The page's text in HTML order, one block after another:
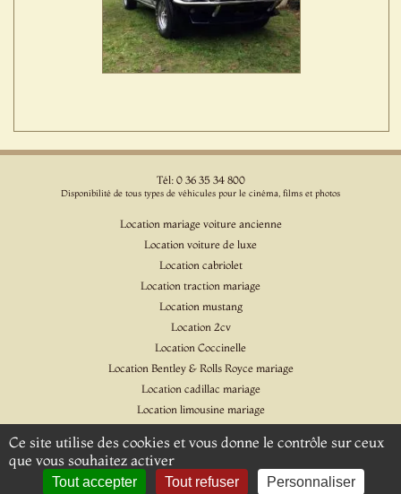
Tél: 0 36 35 34 800
Disponibilité de tous types de véhicules pour le cinéma, films et photos
Location mariage voiture ancienne
Location voiture de luxe
Location cabriolet
Location traction mariage
Location mustang
Location 2cv
Location Coccinelle
Location Bentley & Rolls Royce mariage
Location cadillac mariage
Location limousine mariage
Location Citroen DS
Location Jaguar & Daimler
Ce site utilise des cookies et vous donne le contrôle sur ceux
que vous souhaitez activer
Tout accepter Tout refuser Personnaliser